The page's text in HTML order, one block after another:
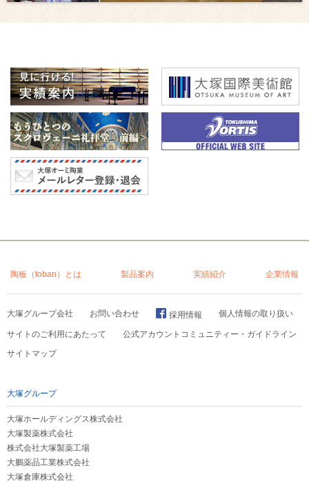
陶板（toban）とは 製品案内 実績紹介 企業情報
大塚グループ会社 お問い合わせ 採用情報 個人情報の取り扱い
サイトのご利用にあたって
公式アカウントコミュニティー・ガイドライン
サイトマップ
大塚グループ
大塚ホールディングス株式会社
大塚製薬株式会社
株式会社大塚製薬工場
大鵬薬品工業株式会社
大塚倉庫株式会社